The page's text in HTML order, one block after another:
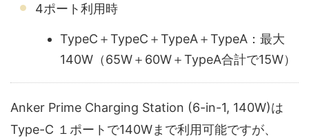
4ポート利用時
TypeC＋TypeC＋TypeA＋TypeA：最大
140W（65W＋60W＋TypeA合計で15W）
Anker Prime Charging Station (6-in-1, 140W)は
Type-C １ポートで140Wまで利用可能ですが、